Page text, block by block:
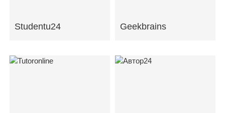
Studentu24 Geekbrains